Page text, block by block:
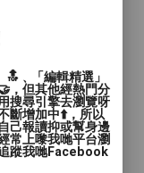
認字課堂、
學的評估和
、考試範圍
「編輯精選」
，但其他經熱門分
搜尋引擎去瀏覽呀
斷增加中⬆️，所以
己報讀抑或幫身邊
常上嚟我哋平台瀏
蹤我哋Facebook